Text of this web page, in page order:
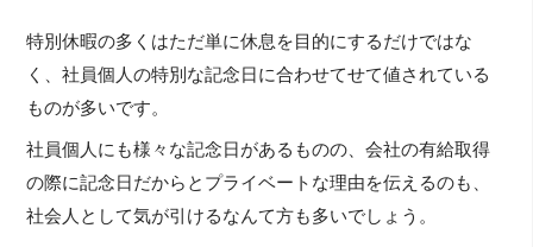
特別休暇の多くはただ単に休息を目的にするだけではな
く、社員個人の特別な記念日に合わせてせて値されている
ものが多いです。
社員個人にも様々な記念日があるものの、会社の有給取得
の際に記念日だからとプライベートな理由を伝えるのも、
社会人として気が引けるなんて方も多いでしょう。